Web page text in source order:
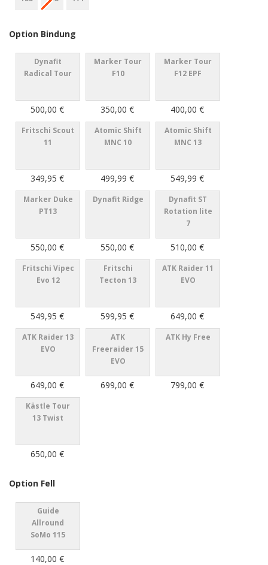
Option Bindung
Dynafit
Radical Tour
500,00 €
Marker Tour
F10
350,00 €
Marker Tour
F12 EPF
400,00 €
Fritschi Scout
11
349,95 €
Atomic Shift
MNC 10
499,99 €
Atomic Shift
MNC 13
549,99 €
Marker Duke
PT13
550,00 €
Dynafit Ridge
550,00 €
Dynafit ST
Rotation lite
7
510,00 €
Fritschi Vipec
Evo 12
549,95 €
Fritschi
Tecton 13
599,95 €
ATK Raider 11
EVO
649,00 €
ATK Raider 13
EVO
649,00 €
ATK
Freeraider 15
EVO
699,00 €
ATK Hy Free
799,00 €
Kästle Tour
13 Twist
650,00 €
Option Fell
Guide
Allround
SoMo 115
140,00 €